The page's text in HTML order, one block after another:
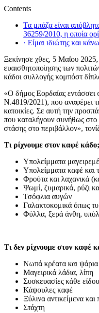
Contents
Τα μπάζα είναι
36259/2010, η οποία
· Είμαι ιδιώτης και
Ξεκίνησε χθες, 5 Μαΐου
ευαισθητοποίησης των
κάδοι συλλογής κομπόστ
«Ο δήμος Εορδαίας
Ν.4819/2021), που αναφέρει
κατοικίες. Σε αυτή την
που καταλήγουν συνήθως στο
στάσης στο περιβάλλον»,
Τι ρίχνουμε στον καφέ κάδο;
Υπολείμματα
Υπολείμματα καφέ και
Φρούτα και λαχανικά
Ψωμί, ζυμαρικά, ρύζι
Τσόφλια αυγών
Γαλακτοκομικά όπως
Φύλλα, ξερά άνθη,
Τι δεν ρίχνουμε στον καφέ
Νωπά κρέατα και ψάρια
Μαγειρικά λάδια, λίπη
Συσκευασίες κάθε
Κάψουλες καφέ
Ξύλινα αντικείμενα και
Στάχτη